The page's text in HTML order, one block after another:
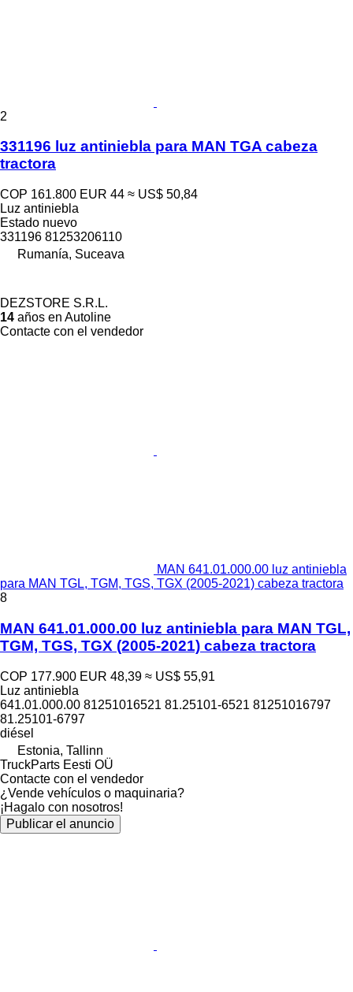
2
331196 luz antiniebla para MAN TGA cabeza
tractora
COP 161.800 EUR 44 ≈ US$ 50,84
Luz antiniebla
Estado nuevo
331196 81253206110
Rumanía, Suceava
DEZSTORE S.R.L.
14 años en Autoline
Contacte con el vendedor
MAN 641.01.000.00 luz antiniebla
para MAN TGL, TGM, TGS, TGX (2005-2021) cabeza tractora
8
MAN 641.01.000.00 luz antiniebla para MAN TGL,
TGM, TGS, TGX (2005-2021) cabeza tractora
COP 177.900 EUR 48,39 ≈ US$ 55,91
Luz antiniebla
641.01.000.00 81251016521 81.25101-6521 81251016797
81.25101-6797
diésel
Estonia, Tallinn
TruckParts Eesti OÜ
Contacte con el vendedor
¿Vende vehículos o maquinaria?
¡Hagalo con nosotros!
Publicar el anuncio